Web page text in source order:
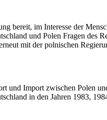
bereit, im Interesse der
und Polen Fragen des
mit der polnischen
und Import zwischen Polen
in den Jahren 1983,